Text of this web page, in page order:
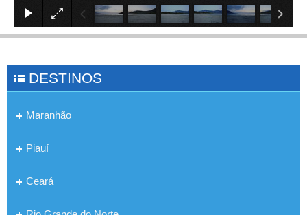
×
DESTINOS
Maranhão
Piauí
Ceará